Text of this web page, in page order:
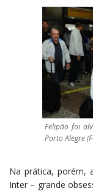
Felipão foi
Porto Alegre
Na prática, porém,
Inter – grande